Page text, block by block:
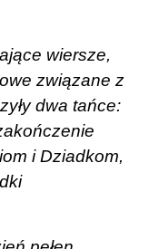
wiersze,
związane z
dwa tańce:
i Dziadkom,